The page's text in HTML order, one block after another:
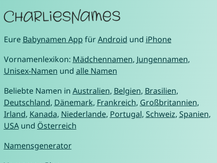
Eure Babynamen App fürAndroid und iPhone
Vornamenlexikon: Mädchennamen, Jungennamen,
Unisex-Namen und alle Namen
Beliebte Namen in Australien, Belgien, Brasilien,
Deutschland, Dänemark, Frankreich, Großbritannien,
Irland, Kanada, Niederlande, Portugal, Schweiz, Spanien,
USAund Österreich
Namensgenerator